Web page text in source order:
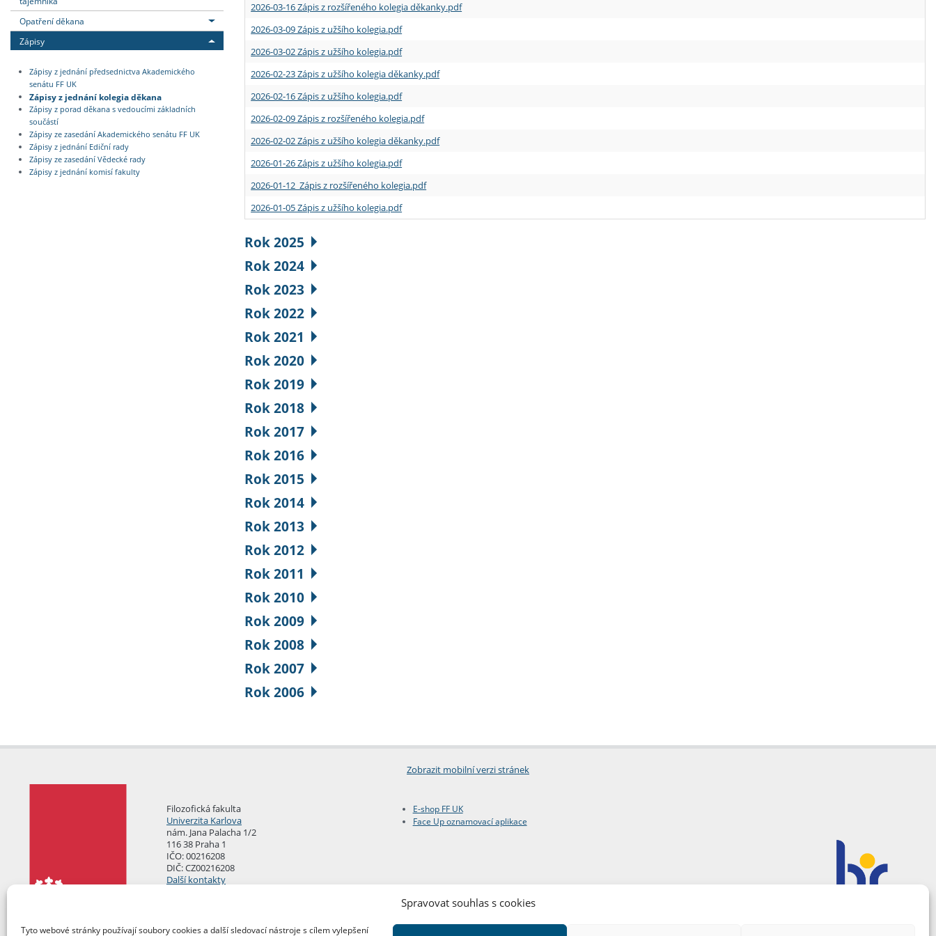
Spravovat souhlas s cookies
Tyto webové stránky používají soubory cookies a další sledovací nástroje s cílem vylepšení
Opatření děkana
Zápisy
Zápisy z jednání předsednictva Akademického
senátu FF UK
Zápisy z jednání kolegia děkana
Zápisy z porad děkana s vedoucími základních
součástí
Zápisy ze zasedání Akademického senátu FF UK
Zápisy z jednání Ediční rady
Zápisy ze zasedání Vědecké rady
Zápisy z jednání komisí fakulty
2026-03-16 Zápis z rozšířeného kolegia děkanky.pdf
2026-03-09 Zápis z užšího kolegia.pdf
2026-03-02 Zápis z užšího kolegia.pdf
2026-02-23 Zápis z užšího kolegia děkanky.pdf
2026-02-16 Zápis z užšího kolegia.pdf
2026-02-09 Zápis z rozšířeného kolegia.pdf
2026-02-02 Zápis z užšího kolegia děkanky.pdf
2026-01-26 Zápis z užšího kolegia.pdf
2026-01-12 Zápis z rozšířeného kolegia.pdf
2026-01-05 Zápis z užšího kolegia.pdf
Rok 2025
Rok 2024
Rok 2023
Rok 2022
Rok 2021
Rok 2020
Rok 2019
Rok 2018
Rok 2017
Rok 2016
Rok 2015
Rok 2014
Rok 2013
Rok 2012
Rok 2011
Rok 2010
Rok 2009
Rok 2008
Rok 2007
Rok 2006
Zobrazit mobilní verzi stránek
Filozofická fakulta
Univerzita Karlova
nám. Jana Palacha 1/2
116 38 Praha 1
IČO: 00216208
DIČ: CZ00216208
Další kontakty
E-shop FF UK
Face Up oznamovací aplikace